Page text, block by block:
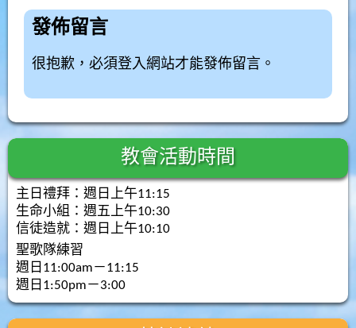
發佈留言
很抱歉，必須登入網站才能發佈留言。
教會活動時間
主日禮拜：週日上午11:15
生命小組：週五上午10:30
信徒造就：週日上午10:10
聖歌隊練習
週日11:00am－11:15
週日1:50pm－3:00